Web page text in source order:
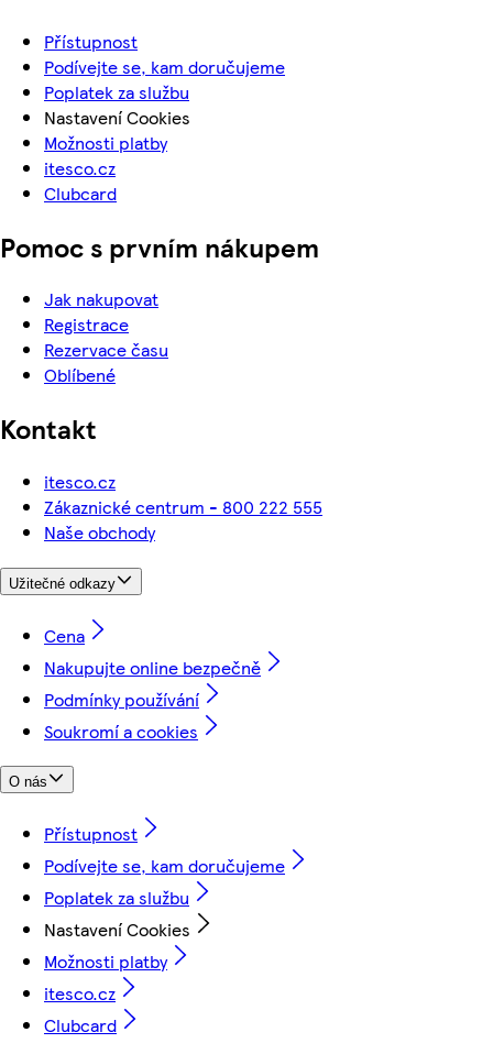
Přístupnost
Podívejte se, kam doručujeme
Poplatek za službu
Nastavení Cookies
Možnosti platby
itesco.cz
Clubcard
Pomoc s prvním nákupem
Jak nakupovat
Registrace
Rezervace času
Oblíbené
Kontakt
itesco.cz
Zákaznické centrum - 800 222 555
Naše obchody
Užitečné odkazy
Cena
Nakupujte online bezpečně
Podmínky používání
Soukromí a cookies
O nás
Přístupnost
Podívejte se, kam doručujeme
Poplatek za službu
Nastavení Cookies
Možnosti platby
itesco.cz
Clubcard